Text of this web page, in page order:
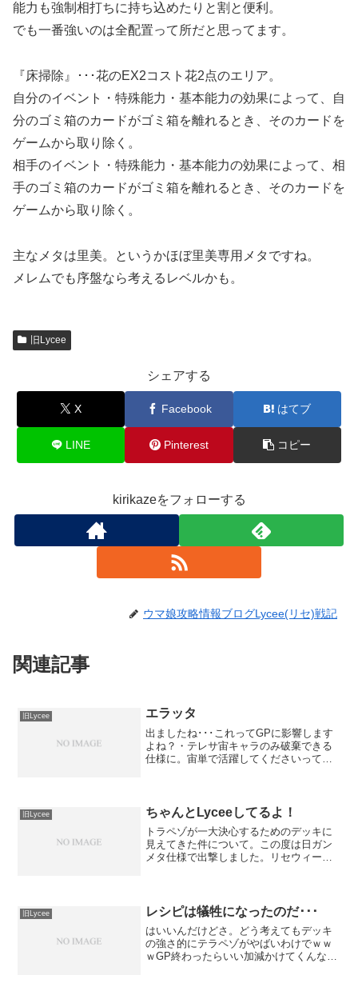
能力も強制相打ちに持ち込めたりと割と便利。
でも一番強いのは全配置って所だと思ってます。
『床掃除』･･･花のEX2コスト花2点のエリア。
自分のイベント・特殊能力・基本能力の効果によって、自
分のゴミ箱のカードがゴミ箱を離れるとき、そのカードを
ゲームから取り除く。
相手のイベント・特殊能力・基本能力の効果によって、相
手のゴミ箱のカードがゴミ箱を離れるとき、そのカードを
ゲームから取り除く。
主なメタは里美。というかほぼ里美専用メタですね。
メレムでも序盤なら考えるレベルかも。
旧Lycee
シェアする
X Facebook はてブ
LINE Pinterest コピー
kirikazeをフォローする
ウマ娘攻略情報ブログLycee(リセ)戦記
関連記事
旧Lycee エラッタ
出ましたね･･･これってGPに影響します
よね？・テレサ宙キャラのみ破棄できる
仕様に。宙単で活躍してくださいって事
はエラッタ...
旧Lycee ちゃんとLyceeしてるよ！
トラペゾが一大決心するためのデッキに
見えてきた件について。この度は日ガン
メタ仕様で出撃しました。リセウィーク
スクとかダンパをカウンタ...
旧Lycee レシピは犠牲になったのだ･･･
はいいんだけどさ。どう考えてもデッキ
の強さ的にテラペゾがやばいわけでｗｗ
ｗGP終わったらいい加減かけてくんない